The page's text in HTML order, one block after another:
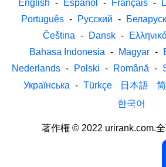
English - Español - Français -
Português - Русский -
Čeština - Dansk -
Bahasa Indonesia - Magyar -
Nederlands - Polski - Română -
Українська - Türkçe 日本語
한국어
著作権 © 2022 urirank.com.全